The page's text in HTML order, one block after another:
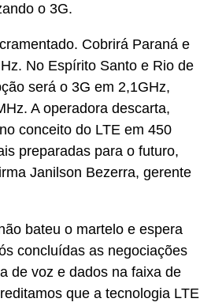
o 3G.
Cobrirá Paraná e
No Espírito Santo e Rio de
será o 3G em 2,1GHz,
A operadora descarta,
conceito do LTE em 450
preparadas para o futuro,
Janilson Bezerra, gerente
bateu o martelo e espera
concluídas as negociações
de voz e dados na faixa de
que a tecnologia LTE